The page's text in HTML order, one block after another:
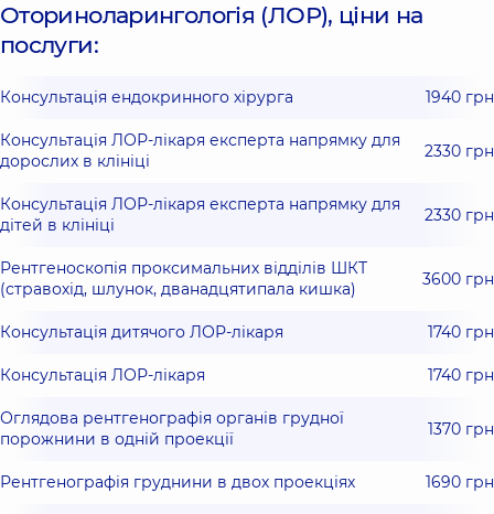
Оториноларингологія (ЛОР), ціни на
послуги:
Консультація ендокринного хірурга 1940 грн
Консультація ЛОР-лікаря експерта напрямку для
дорослих в клініці
2330 грн
Консультація ЛОР-лікаря експерта напрямку для
дітей в клініці
2330 грн
Рентгеноскопія проксимальних відділів ШКТ
(стравохід, шлунок, дванадцятипала кишка)
3600 грн
Консультація дитячого ЛОР-лікаря 1740 грн
Консультація ЛОР-лікаря 1740 грн
Оглядова рентгенографія органів грудної
порожнини в одній проекції
1370 грн
Рентгенографія груднини в двох проекціях 1690 грн